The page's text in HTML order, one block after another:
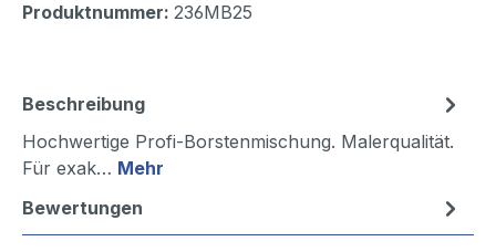
Produktnummer: 236MB25
Beschreibung
Hochwertige Profi-Borstenmischung. Malerqualität.
Für exak… Mehr
Bewertungen